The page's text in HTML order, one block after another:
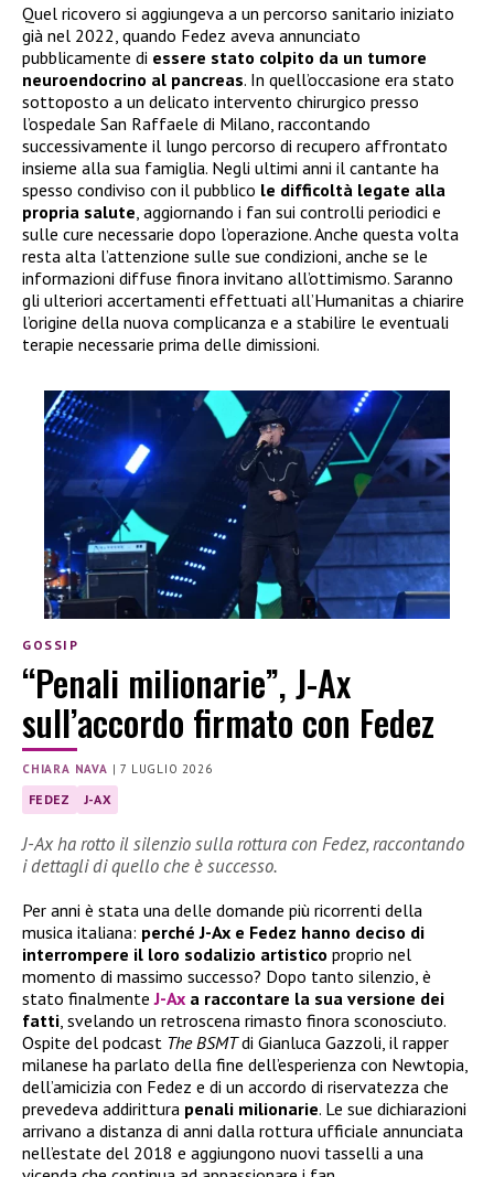
Quel ricovero si aggiungeva a un percorso sanitario iniziato
già nel 2022, quando Fedez aveva annunciato
pubblicamente di essere stato colpito da un tumore
neuroendocrino al pancreas. In quell’occasione era stato
sottoposto a un delicato intervento chirurgico presso
l’ospedale San Raffaele di Milano, raccontando
successivamente il lungo percorso di recupero affrontato
insieme alla sua famiglia. Negli ultimi anni il cantante ha
spesso condiviso con il pubblico le difficoltà legate alla
propria salute , aggiornando i fan sui controlli periodici e
sulle cure necessarie dopo l’operazione. Anche questa volta
resta alta l’attenzione sulle sue condizioni, anche se le
informazioni diffuse finora invitano all’ottimismo. Saranno
gli ulteriori accertamenti effettuati all’Humanitas a chiarire
l’origine della nuova complicanza e a stabilire le eventuali
terapie necessarie prima delle dimissioni.
GOSSIP
“Penali milionarie”, J-Ax
sull’accordo firmato con Fedez
CHIARA NAVA |7 LUGLIO 2026
FEDEZ J-AX
J-Ax ha rotto il silenzio sulla rottura con Fedez, raccontando
i dettagli di quello che è successo.
Per anni è stata una delle domande più ricorrenti della
musica italiana: perché J-Ax e Fedez hanno deciso di
interrompere il loro sodalizio artistico proprio nel
momento di massimo successo? Dopo tanto silenzio, è
stato finalmenteJ-Ax a raccontare la sua versione dei
fatti, svelando un retroscena rimasto finora sconosciuto.
Ospite del podcast The BSMTdi Gianluca Gazzoli, il rapper
milanese ha parlato della fine dell’esperienza con Newtopia,
dell’amicizia con Fedez e di un accordo di riservatezza che
prevedeva addirittura penali milionarie. Le sue dichiarazioni
arrivano a distanza di anni dalla rottura ufficiale annunciata
nell’estate del 2018 e aggiungono nuovi tasselli a una